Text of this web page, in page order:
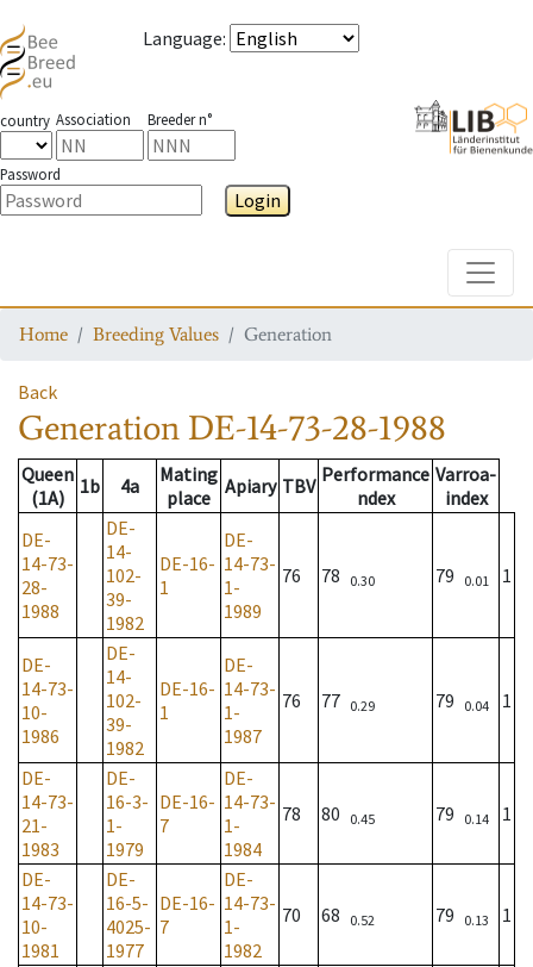
Language:
country Association Breeder n°
Password
Login
Home Breeding Values Generation
Back
Generation DE-14-73-28-1988
Queen
(1A)
1b 4a
Mating
place Apiary TBV Performance
ndex
Varroa-
index
DE-
14-73-
28-
1988
DE-
14-
102-
39-
1982
DE-16-
1
DE-
14-73-
1-
1989
76 78 0.30 79 0.01 1
DE-
14-73-
10-
1986
DE-
14-
102-
39-
1982
DE-16-
1
DE-
14-73-
1-
1987
76 77 0.29 79 0.04 1
DE-
14-73-
21-
1983
DE-
16-3-
1-
1979
DE-16-
7
DE-
14-73-
1-
1984
78 80 0.45 79 0.14 1
DE-
14-73-
10-
1981
DE-
16-5-
4025-
1977
DE-16-
7
DE-
14-73-
1-
1982
70 68 0.52 79 0.13 1